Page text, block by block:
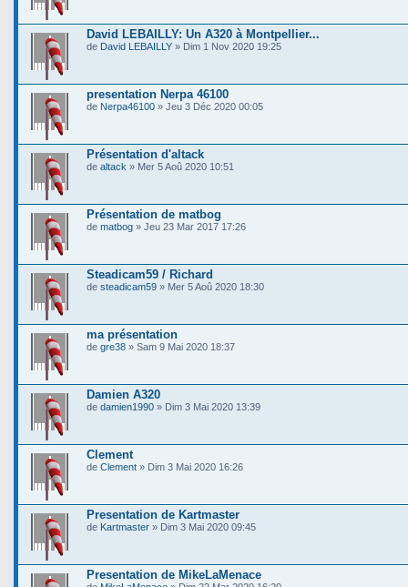
David LEBAILLY: Un A320 à Montpellier...
de David LEBAILLY » Dim 1 Nov 2020 19:25
presentation Nerpa 46100
de Nerpa46100 » Jeu 3 Déc 2020 00:05
Présentation d'altack
de altack » Mer 5 Aoû 2020 10:51
Présentation de matbog
de matbog » Jeu 23 Mar 2017 17:26
Steadicam59 / Richard
de steadicam59 » Mer 5 Aoû 2020 18:30
ma présentation
de gre38 » Sam 9 Mai 2020 18:37
Damien A320
de damien1990 » Dim 3 Mai 2020 13:39
Clement
de Clement » Dim 3 Mai 2020 16:26
Presentation de Kartmaster
de Kartmaster » Dim 3 Mai 2020 09:45
Presentation de MikeLaMenace